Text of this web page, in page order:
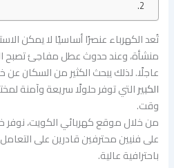
تُعد الكهرباء عنصرًا أساسيًا لا يمكن
منشأة، وعند حدوث عطل مفاجئ تصبح
عاجلًا. لذلك يبحث الكثير من السكان عن
الكبيرالتي توفر حلولًا سريعة وآمنة
وقت.
من خلال موقع كهربائي الكويت،
على فنيين محترفين قادرين على
باحترافية عالية.